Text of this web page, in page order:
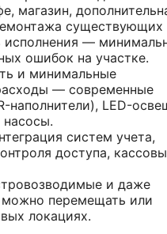
магазин,
существующих
исполнения —
ошибок на участке.
и минимальные
— современные
наполнители), LED-
систем учета,
доступа,
и даже
перемещать или
локациях.